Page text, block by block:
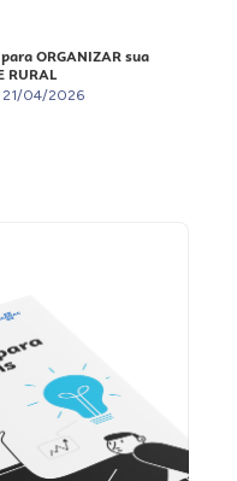
ORGANIZAR sua
RURAL
21/04/2026